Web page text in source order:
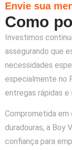
Envie sua
Como
Investimos
assegurando que
necessidades
especialmente no
entregas rápidas e
Comprometida
duradouras, a Boy
confiança para